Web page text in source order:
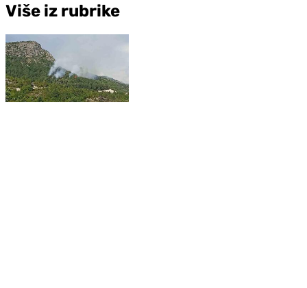
Više iz rubrike